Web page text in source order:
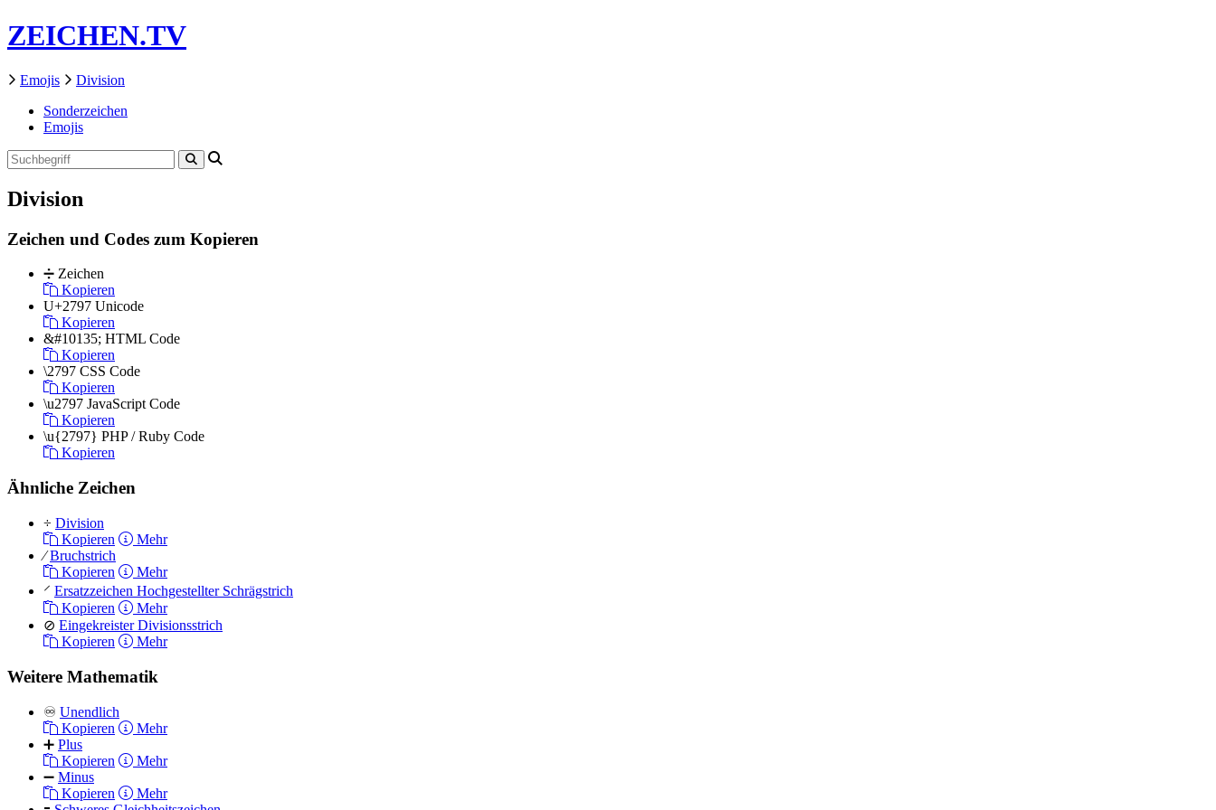
ZEICHEN.TV
Emojis
Division
Sonderzeichen
Emojis
Division
Zeichen und Codes zum Kopieren
➗ Zeichen
Kopieren
U+2797 Unicode
Kopieren
&#10135; HTML Code
Kopieren
\2797 CSS Code
Kopieren
\u2797 JavaScript Code
Kopieren
\u{2797} PHP / Ruby Code
Kopieren
Ähnliche Zeichen
÷ Division
Kopieren
Mehr
⁄ Bruchstrich
Kopieren
Mehr
⸍ Ersatzzeichen Hochgestellter Schrägstrich
Kopieren
Mehr
⊘ Eingekreister Divisionsstrich
Kopieren
Mehr
Weitere Mathematik
♾ Unendlich
Kopieren
Mehr
➕ Plus
Kopieren
Mehr
➖ Minus
Kopieren
Mehr